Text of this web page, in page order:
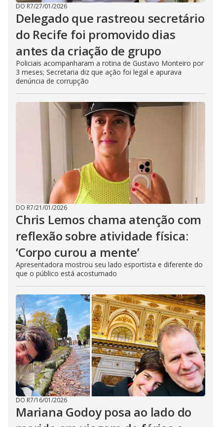
DO R7/27/01/2026
Delegado que rastreou secretário
do Recife foi promovido dias
antes da criação de grupo
Policiais acompanharam a rotina de Gustavo Monteiro por
3 meses; Secretaria diz que ação foi legal e apurava
denúncia de corrupção
DO R7/21/01/2026
Chris Lemos chama atenção com
reflexão sobre atividade física:
‘Corpo curou a mente’
Apresentadora mostrou seu lado esportista e diferente do
que o público está acostumado
DO R7/16/01/2026
Mariana Godoy posa ao lado do